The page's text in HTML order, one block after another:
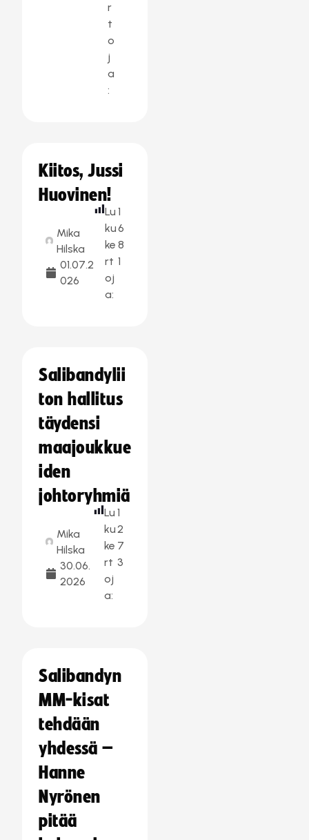
r
t
o
j
a
:
Kiitos, Jussi
Huovinen!
Mika
Hilska
01.07.2
026
Lu
ku
ke
rt
oj
a:
1
6
8
1
Salibandylii
ton hallitus
täydensi
maajoukkue
iden
johtoryhmiä
Mika
Hilska
30.06.
2026
Lu
ku
ke
rt
oj
a:
1
2
7
3
Salibandyn
MM-kisat
tehdään
yhdessä –
Hanne
Nyrönen
pitää